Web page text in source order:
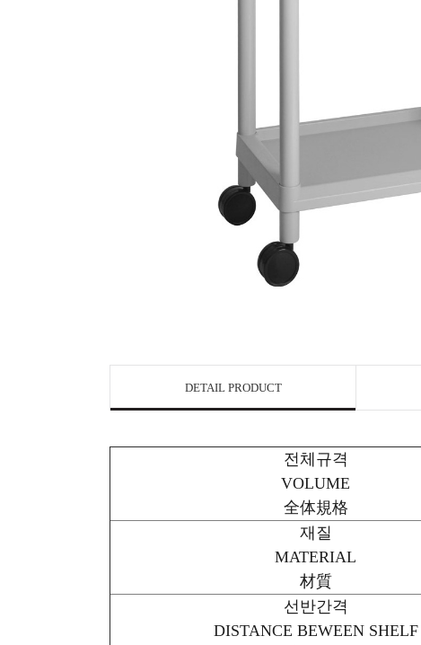
DETAIL PRODUCT
전체규격
VOLUME
全体規格
재질
MATERIAL
材質
선반간격
DISTANCE BEWEEN SHELF